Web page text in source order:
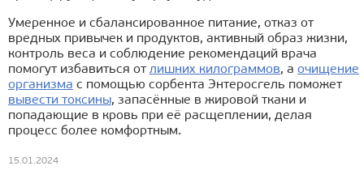
Умеренное и сбалансированное питание, отказ от
вредных привычек и продуктов, активный образ жизни,
контроль веса и соблюдение рекомендаций врача
помогут избавиться отлишних килограммов, а очищение
организма с помощью сорбента Энтеросгель поможет
вывести токсины, запасённые в жировой ткани и
попадающие в кровь при её расщеплении, делая
процесс более комфортным.
15.01.2024